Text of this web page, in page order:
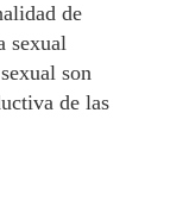
de
sexual
son
de las